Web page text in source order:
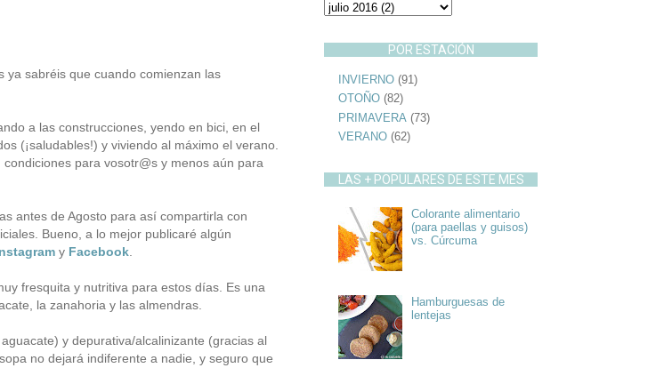
ya sabréis que cuando comienzan las
a las construcciones, yendo en bici, en el
(¡saludables!) y viviendo al máximo el verano.
para vosotr@s y menos aún para
antes de Agosto para así compartirla con
Bueno, a lo mejor publicaré algún
y Facebook.
fresquita y nutritiva para estos días. Es una
la zanahoria y las almendras.
y depurativa/alcalinizante (gracias al
no dejará indiferente a nadie, y seguro que
POR ESTACIÓN
INVIERNO (91)
OTOÑO (82)
PRIMAVERA (73)
VERANO (62)
LAS + POPULARES DE ESTE MES
Colorante alimentario
(para paellas y guisos)
vs. Cúrcuma
Hamburguesas de
lentejas